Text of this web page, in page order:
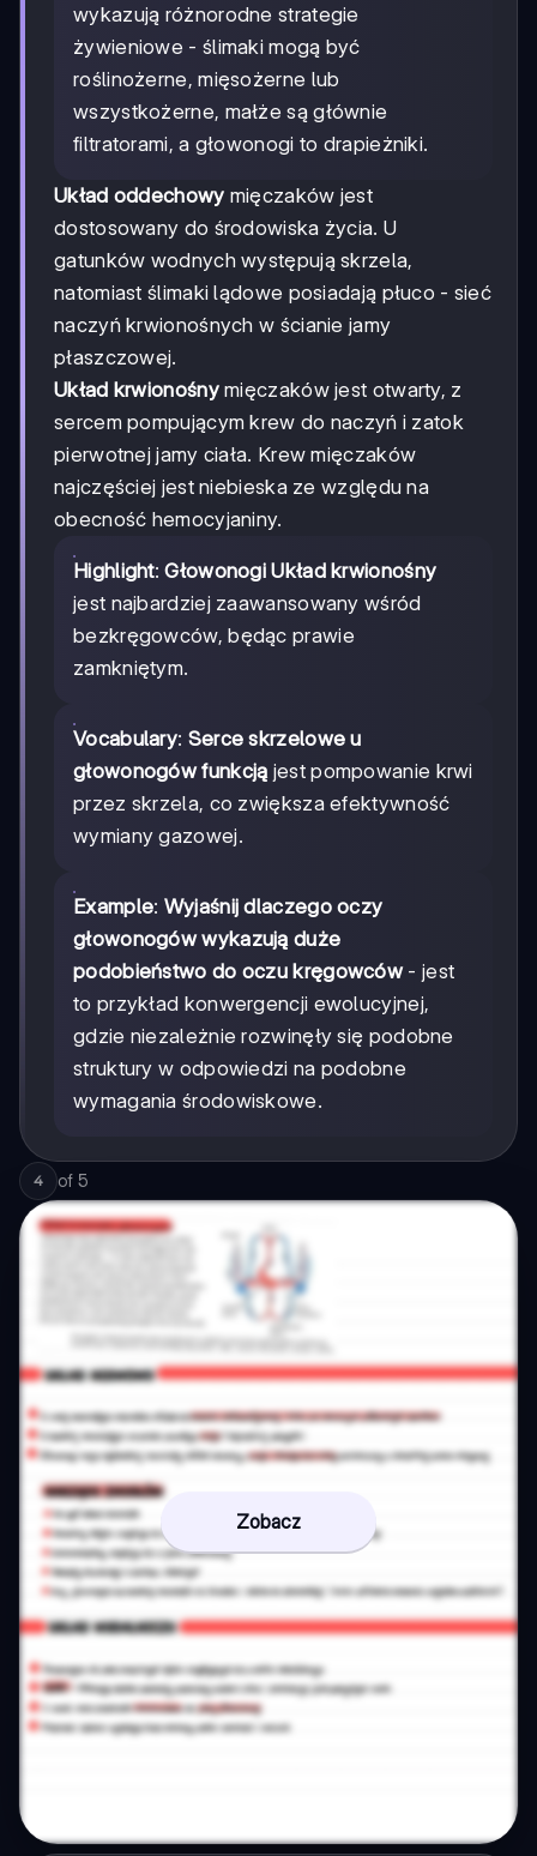
wykazują różnorodne strategie
żywieniowe - ślimaki mogą być
roślinożerne, mięsożerne lub
wszystkożerne, małże są głównie
filtratorami, a głowonogi to drapieżniki.
Układ oddechowy mięczaków jest
dostosowany do środowiska życia. U
gatunków wodnych występują skrzela,
natomiast ślimaki lądowe posiadają płuco - sieć
naczyń krwionośnych w ścianie jamy
płaszczowej.
Układ krwionośnymięczaków jest otwarty, z
sercem pompującym krew do naczyń i zatok
pierwotnej jamy ciała. Krew mięczaków
najczęściej jest niebieska ze względu na
obecność hemocyjaniny.
Highlight:Głowonogi Układ krwionośny
jest najbardziej zaawansowany wśród
bezkręgowców, będąc prawie
zamkniętym.
Vocabulary: Serce skrzelowe u
głowonogów funkcją jest pompowanie krwi
przez skrzela, co zwiększa efektywność
wymiany gazowej.
Example: Wyjaśnij dlaczego oczy
głowonogów wykazują duże
podobieństwo do oczu kręgowców- jest
to przykład konwergencji ewolucyjnej,
gdzie niezależnie rozwinęły się podobne
struktury w odpowiedzi na podobne
wymagania środowiskowe.
4 of 5
Zobacz